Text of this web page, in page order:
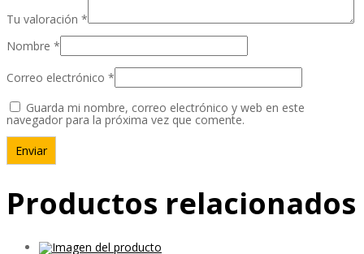
Tu valoración *
Nombre *
Correo electrónico *
Guarda mi nombre, correo electrónico y web en este
navegador para la próxima vez que comente.
Productos relacionados